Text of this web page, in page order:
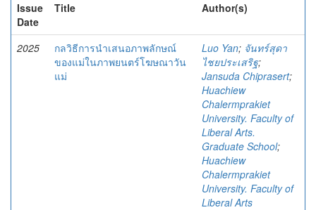
Issue
Date
Title Author(s)
2025
กลวิธีการนําเสนอภาพลักษณ์
ของแม่ในภาพยนตร์โฆษณาวัน
แม่
Luo Yan; จันทร์สุดา
ไชยประเสริฐ;
Jansuda Chiprasert;
Huachiew
Chalermprakiet
University. Faculty of
Liberal Arts.
Graduate School;
Huachiew
Chalermprakiet
University. Faculty of
Liberal Arts